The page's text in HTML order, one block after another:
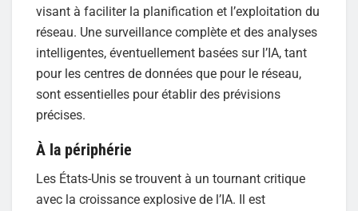
visant à faciliter la planification et l’exploitation du
réseau. Une surveillance complète et des analyses
intelligentes, éventuellement basées sur l’IA, tant
pour les centres de données que pour le réseau,
sont essentielles pour établir des prévisions
précises.
À la périphérie
Les États-Unis se trouvent à un tournant critique
avec la croissance explosive de l’IA. Il est